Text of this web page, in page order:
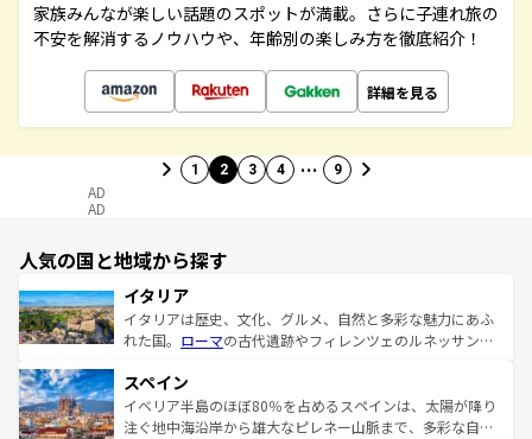
家族みんなが楽しい話題のスポットが満載。さらに子連れ旅の
不安を解消するノウハウや、年齢別の楽しみ方を徹底紹介！
詳細を見る
1 2 3 4 … 9
AD
AD
人気の国と地域から探す
イタリア
イタリアは歴史、文化、グルメ、自然と多彩な魅力にあふ
れた国。 ローマの古代遺跡やフィレンツェのルネッサンス
ろん、トスカーナの美しい田園風景やアマルフィ海岸の絶
景など、自然景観も見逃せない。観光の合間には、本場の
ピザやパスタなど、絶品のイタリア料理を堪能することも
スペイン
イベリア半島のほぼ80％を占めるスペインは、太陽が降り
注ぐ地中海沿岸から雄大なピレネー山脈まで、多彩な自然